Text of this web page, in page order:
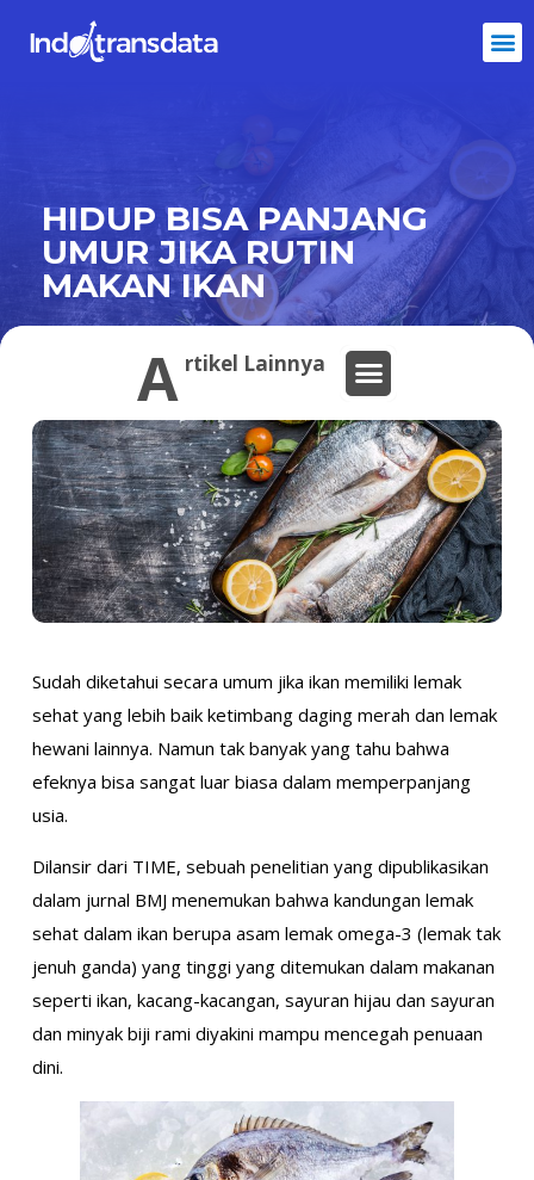
HIDUP BISA PANJANG
UMUR JIKA RUTIN
MAKAN IKAN
A rtikel Lainnya
Sudah diketahui secara umum jika ikan memiliki lemak
sehat yang lebih baik ketimbang daging merah dan lemak
hewani lainnya. Namun tak banyak yang tahu bahwa
efeknya bisa sangat luar biasa dalam memperpanjang
usia.
Dilansir dari TIME, sebuah penelitian yang dipublikasikan
dalam jurnal BMJ menemukan bahwa kandungan lemak
sehat dalam ikan berupa asam lemak omega-3 (lemak tak
jenuh ganda) yang tinggi yang ditemukan dalam makanan
seperti ikan, kacang-kacangan, sayuran hijau dan sayuran
dan minyak biji rami diyakini mampu mencegah penuaan
dini.